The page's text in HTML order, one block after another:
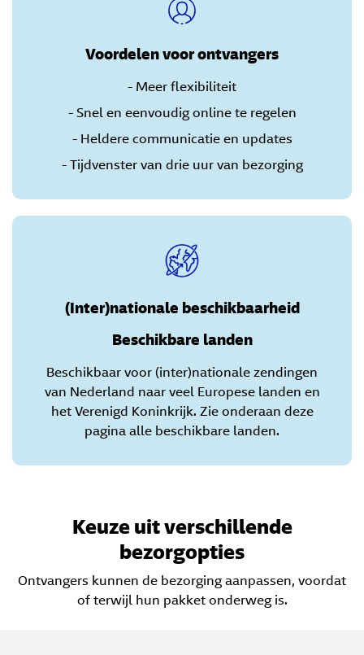
Voordelen voor ontvangers
- Meer flexibiliteit
- Snel en eenvoudig online te regelen
- Heldere communicatie en updates
- Tijdvenster van drie uur van bezorging
(Inter)nationale beschikbaarheid
Beschikbare landen
Beschikbaar voor (inter)nationale zendingen
van Nederland naar veel Europese landen en
het Verenigd Koninkrijk. Zie onderaan deze
pagina alle beschikbare landen.
Keuze uit verschillende
bezorgopties
Ontvangers kunnen de bezorging aanpassen, voordat
of terwijl hun pakket onderweg is.